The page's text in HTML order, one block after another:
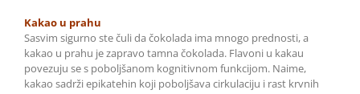
Kakao u prahu
Sasvim sigurno ste čuli da čokolada ima mnogo prednosti, a
kakao u prahu je zapravo tamna čokolada. Flavoni u kakau
povezuju se s poboljšanom kognitivnom funkcijom. Naime,
kakao sadrži epikatehin koji poboljšava cirkulaciju i rast krvnih